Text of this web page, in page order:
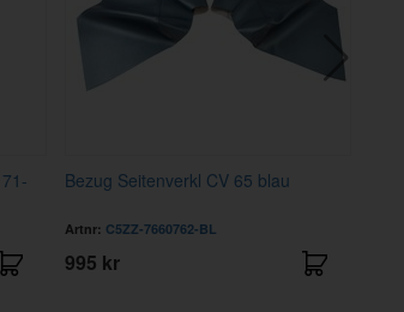
Bezug Seitenverkl CV 65 blau
Artnr: C5ZZ-7660762-BL
995 kr